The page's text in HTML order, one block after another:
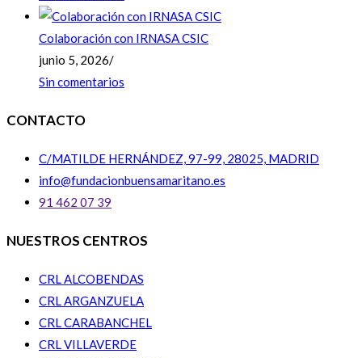
Colaboración con IRNASA CSIC
junio 5, 2026/
Sin comentarios
CONTACTO
C/MATILDE HERNÁNDEZ, 97-99, 28025, MADRID
info@fundacionbuensamaritano.es
91 462 07 39
NUESTROS CENTROS
CRL ALCOBENDAS
CRL ARGANZUELA
CRL CARABANCHEL
CRL VILLAVERDE